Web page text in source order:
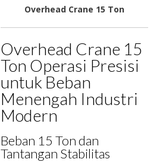
Overhead Crane 15 Ton
Overhead Crane 15
Ton Operasi Presisi
untuk Beban
Menengah Industri
Modern
Beban 15 Ton dan
Tantangan Stabilitas